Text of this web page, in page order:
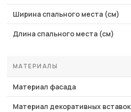
Ширина спального места (см)
Длина спального места (см)
МАТЕРИАЛЫ
Материал фасада
Материал декоративных вставок